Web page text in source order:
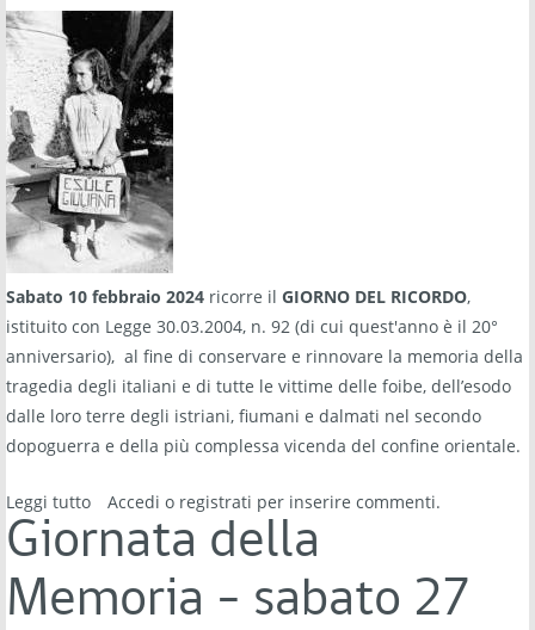
Sabato 10 febbraio 2024 ricorre il GIORNO DEL RICORDO,
istituito con Legge 30.03.2004, n. 92 (di cui quest'anno è il 20°
anniversario), al fine di conservare e rinnovare la memoria della
tragedia degli italiani e di tutte le vittime delle foibe, dell’esodo
dalle loro terre degli istriani, fiumani e dalmati nel secondo
dopoguerra e della più complessa vicenda del confine orientale.
Leggi tutto su Giorno del Ricordo - sabato 10 febbraio 2024
Accedi o registrati per inserire commenti.
Giornata della
Memoria - sabato 27